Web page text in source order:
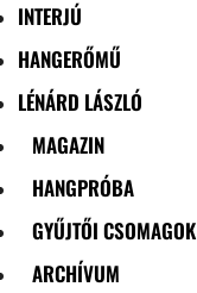
INTERJÚ
HANGERŐMŰ
LÉNÁRD LÁSZLÓ
MAGAZIN
HANGPRÓBA
GYŰJTŐI CSOMAGOK
ARCHÍVUM